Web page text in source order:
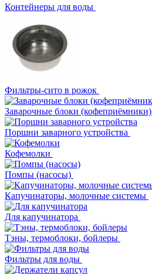
Контейнеры для воды
Фильтры-сито в рожок
Заварочные блоки (кофеприёмники)
Поршни заварного устройства
Кофемолки
Помпы (насосы)
Капучинаторы, молочные системы
Для капучинатора
Тэны, термоблоки, бойлеры
Фильтры для воды